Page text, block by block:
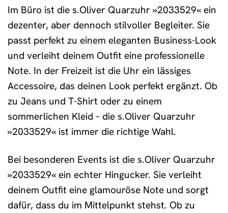
Im Büro ist die s.Oliver Quarzuhr »2033529« ein
dezenter, aber dennoch stilvoller Begleiter. Sie
passt perfekt zu einem eleganten Business-Look
und verleiht deinem Outfit eine professionelle
Note. In der Freizeit ist die Uhr ein lässiges
Accessoire, das deinen Look perfekt ergänzt. Ob
zu Jeans und T-Shirt oder zu einem
sommerlichen Kleid – die s.Oliver Quarzuhr
»2033529« ist immer die richtige Wahl.
Bei besonderen Events ist die s.Oliver Quarzuhr
»2033529« ein echter Hingucker. Sie verleiht
deinem Outfit eine glamouröse Note und sorgt
dafür, dass du im Mittelpunkt stehst. Ob zu